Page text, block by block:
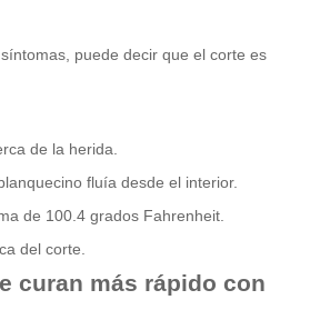
puede decir que el corte es
de la herida.
fluía desde el interior.
de 100.4 grados Fahrenheit.
del corte.
curan más rápido con